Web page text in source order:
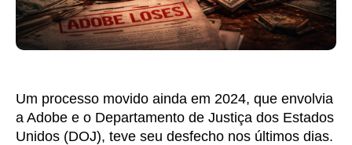
Um processo movido ainda em 2024, que envolvia
a Adobe e o Departamento de Justiça dos Estados
Unidos (DOJ), teve seu desfecho nos últimos dias.